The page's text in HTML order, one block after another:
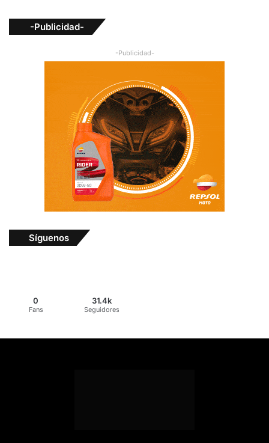
-Publicidad-
-Publicidad-
Síguenos
0
Fans
31.4k
Seguidores